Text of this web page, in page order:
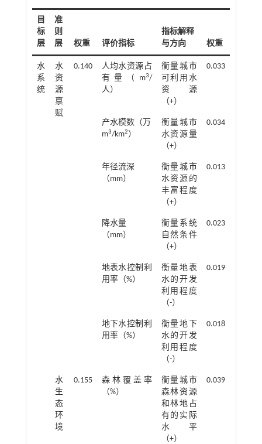
目
标
层
准
则
层
权重 评价指标
指标解释
与方向
权重
水
系
统
水
资
源
禀
赋
0.140
人均水资源占
有量（m3/
人）
衡量城市
可利用水
资源
（+）
0.033
产水模数（万
m3/km2 ）
衡量城市
水资源量
（+）
0.034
年径流深
（mm）
衡量城市
水资源的
丰富程度
（+）
0.013
降水量
（mm）
衡量系统
自然条件
（+）
0.023
地表水控制利
用率（%）
衡量地表
水的开发
利用程度
（-）
0.019
地下水控制利
用率（%）
衡量地下
水的开发
利用程度
（-）
0.018
水
生
态
环
境
0.155
森林覆盖率
（%）
衡量城市
森林资源
和林地占
有的实际
水平
（+）
0.039